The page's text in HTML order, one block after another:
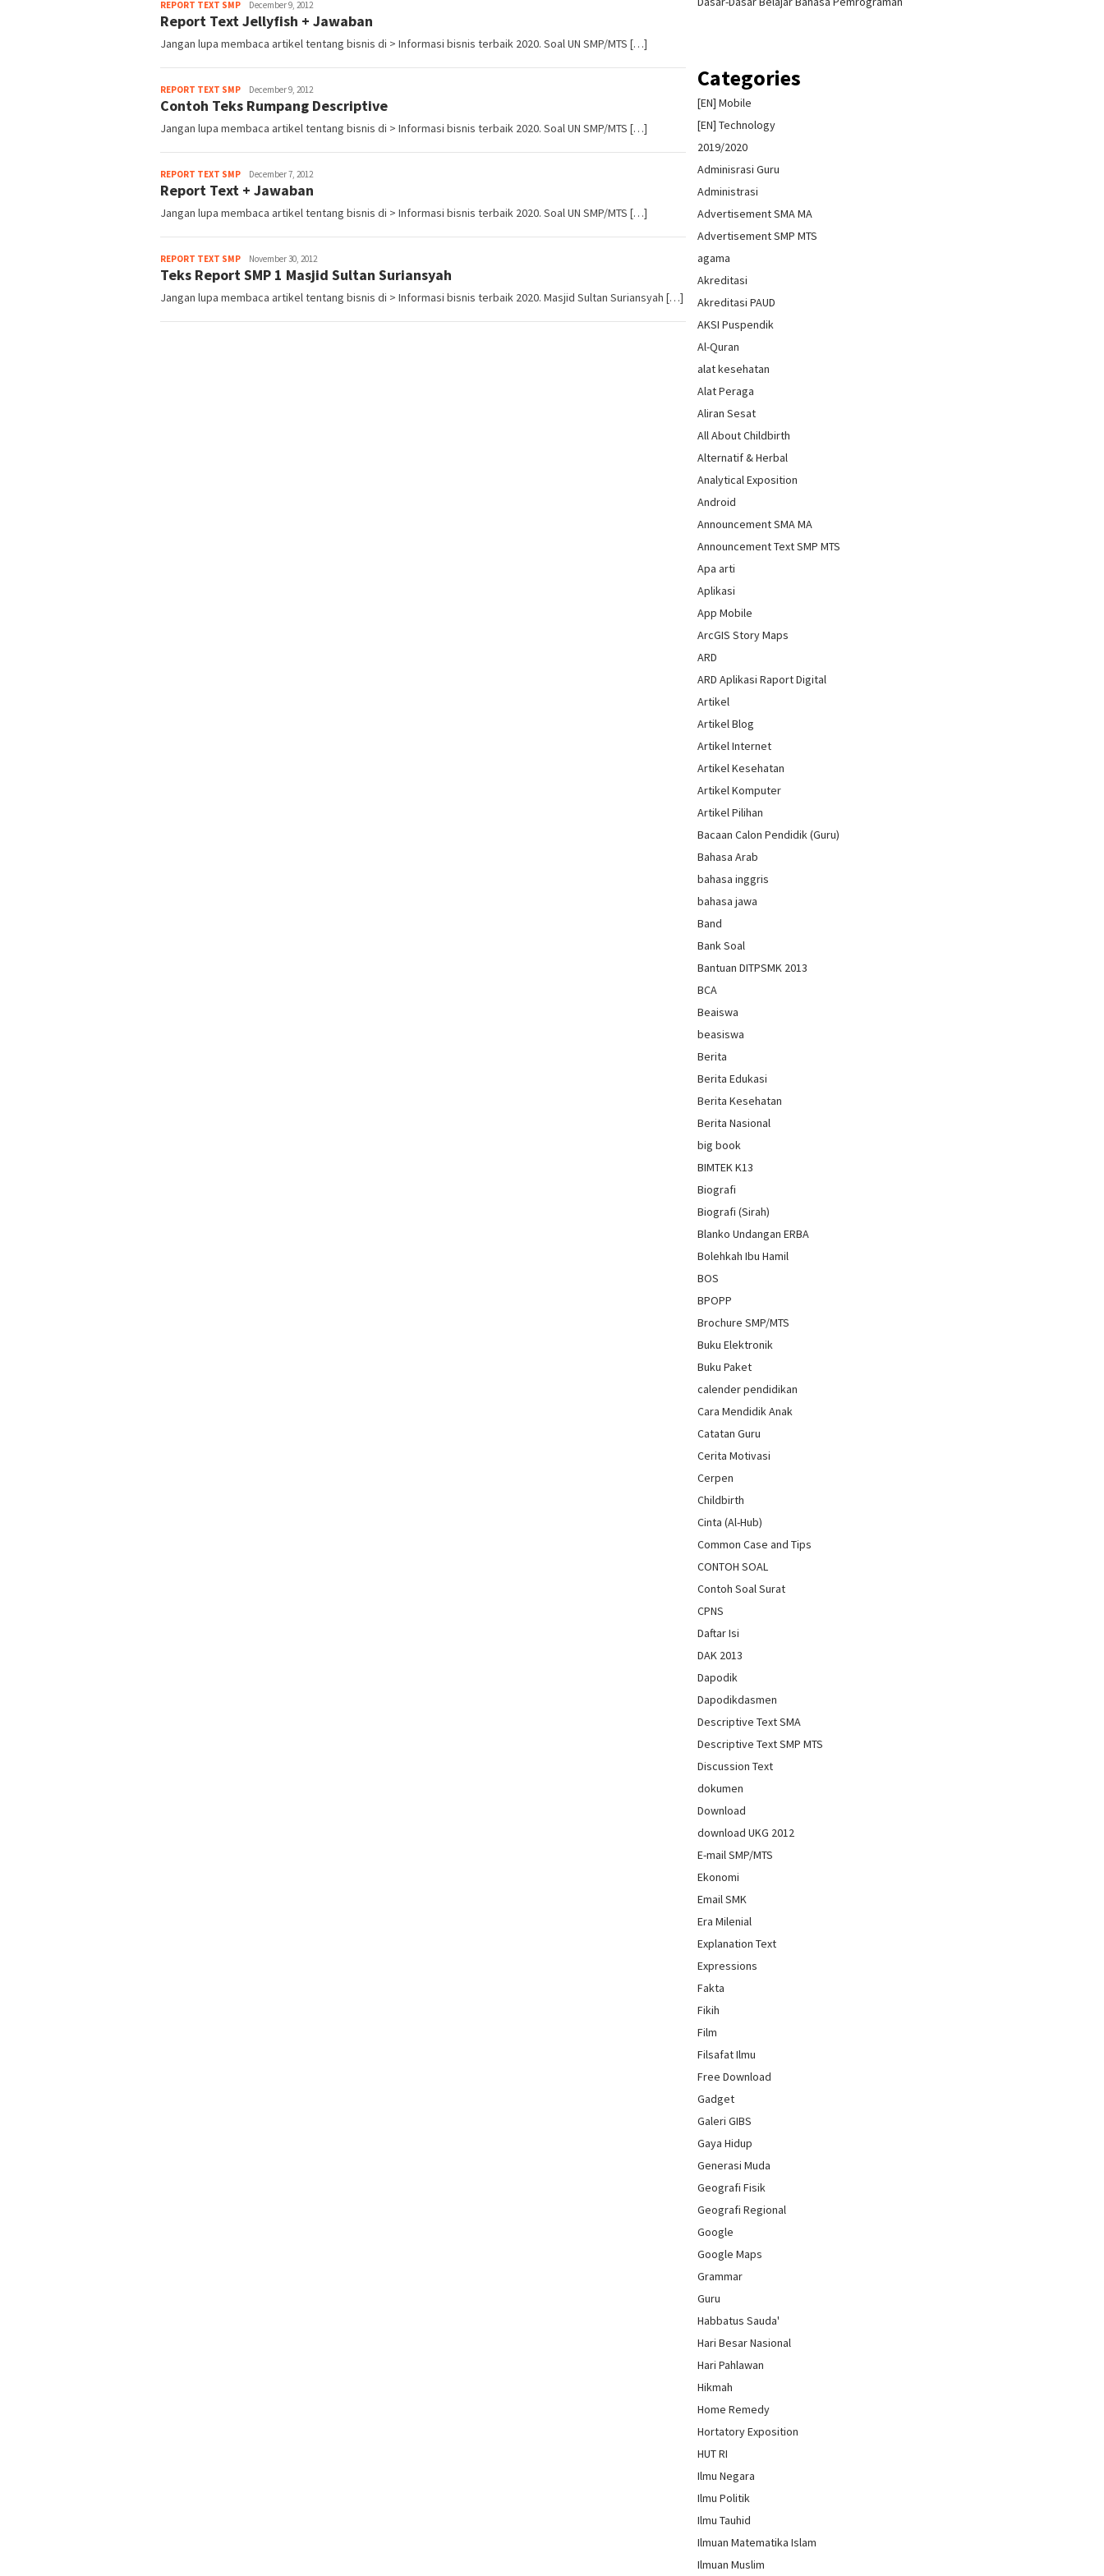
REPORT TEXT SMPAdmin
December 9, 2012
Report Text Jellyfish + Jawaban
Jangan lupa membaca artikel tentang bisnis di > Informasi bisnis terbaik 2020. Soal UN SMP/MTS […]
REPORT TEXT SMPAdmin
December 9, 2012
Contoh Teks Rumpang Descriptive
Jangan lupa membaca artikel tentang bisnis di > Informasi bisnis terbaik 2020. Soal UN SMP/MTS […]
REPORT TEXT SMPAdmin
December 7, 2012
Report Text + Jawaban
Jangan lupa membaca artikel tentang bisnis di > Informasi bisnis terbaik 2020. Soal UN SMP/MTS […]
REPORT TEXT SMPAdmin
November 30, 2012
Teks Report SMP 1 Masjid Sultan Suriansyah
Jangan lupa membaca artikel tentang bisnis di > Informasi bisnis terbaik 2020. Masjid Sultan Suriansyah […]
Categories
[EN] Mobile
[EN] Technology
2019/2020
Adminisrasi Guru
Administrasi
Advertisement SMA MA
Advertisement SMP MTS
agama
Akreditasi
Akreditasi PAUD
AKSI Puspendik
Al-Quran
alat kesehatan
Alat Peraga
Aliran Sesat
All About Childbirth
Alternatif & Herbal
Analytical Exposition
Android
Announcement SMA MA
Announcement Text SMP MTS
Apa arti
Aplikasi
App Mobile
ArcGIS Story Maps
ARD
ARD Aplikasi Raport Digital
Artikel
Artikel Blog
Artikel Internet
Artikel Kesehatan
Artikel Komputer
Artikel Pilihan
Bacaan Calon Pendidik (Guru)
Bahasa Arab
bahasa inggris
bahasa jawa
Band
Bank Soal
Bantuan DITPSMK 2013
BCA
Beaiswa
beasiswa
Berita
Berita Edukasi
Berita Kesehatan
Berita Nasional
big book
BIMTEK K13
Biografi
Biografi (Sirah)
Blanko Undangan ERBA
Bolehkah Ibu Hamil
BOS
BPOPP
Brochure SMP/MTS
Buku Elektronik
Buku Paket
calender pendidikan
Cara Mendidik Anak
Catatan Guru
Cerita Motivasi
Cerpen
Childbirth
Cinta (Al-Hub)
Common Case and Tips
CONTOH SOAL
Contoh Soal Surat
CPNS
Daftar Isi
DAK 2013
Dapodik
Dapodikdasmen
Descriptive Text SMA
Descriptive Text SMP MTS
Discussion Text
dokumen
Download
download UKG 2012
E-mail SMP/MTS
Ekonomi
Email SMK
Era Milenial
Explanation Text
Expressions
Fakta
Fikih
Film
Filsafat Ilmu
Free Download
Gadget
Galeri GIBS
Gaya Hidup
Generasi Muda
Geografi Fisik
Geografi Regional
Google
Google Maps
Grammar
Guru
Habbatus Sauda'
Hari Besar Nasional
Hari Pahlawan
Hikmah
Home Remedy
Hortatory Exposition
HUT RI
Ilmu Negara
Ilmu Politik
Ilmu Tauhid
Ilmuan Matematika Islam
Ilmuan Muslim